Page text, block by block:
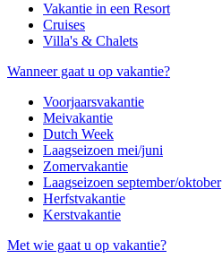
Vakantie in een Resort
Cruises
Villa's & Chalets
Wanneer gaat u op vakantie?
Voorjaarsvakantie
Meivakantie
Dutch Week
Laagseizoen mei/juni
Zomervakantie
Laagseizoen september/oktober
Herfstvakantie
Kerstvakantie
Met wie gaat u op vakantie?